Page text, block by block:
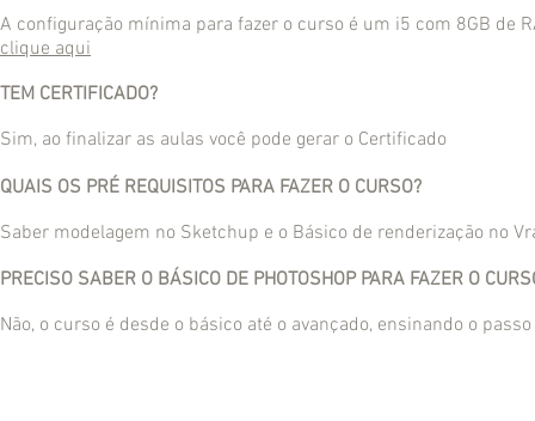
A configuração mínima para fazer o curso é um i5 com 8GB de
clique aqui
TEM CERTIFICADO?
Sim, ao finalizar as aulas você pode gerar o Certificado
QUAIS OS PRÉ REQUISITOS PARA FAZER O CURSO?
Saber modelagem no Sketchup e o Básico de renderização no
PRECISO SABER O BÁSICO DE PHOTOSHOP PARA FAZER O
Não, o curso é desde o básico até o avançado, ensinando o